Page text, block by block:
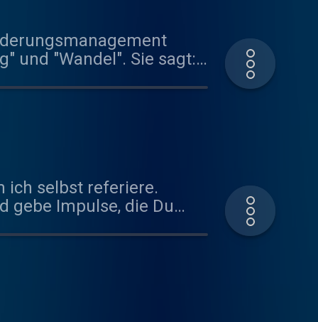
und "Wandel". Sie sagt:
wir uns darin flüssig
die Wellen zu surfen, die
ich selbst referiere.
gebe Impulse, die Du